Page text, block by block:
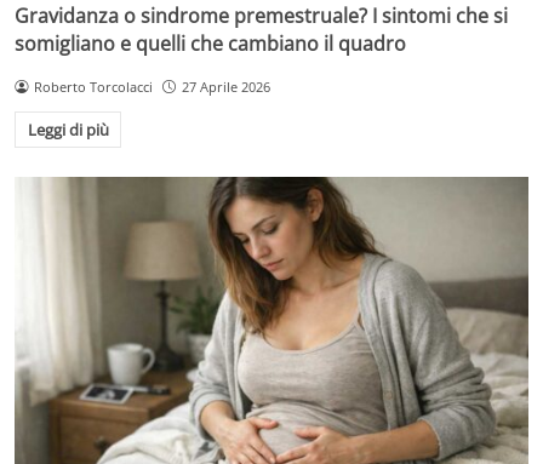
Gravidanza o sindrome premestruale? I sintomi che si
somigliano e quelli che cambiano il quadro
Roberto Torcolacci 27 Aprile 2026
Leggi di più